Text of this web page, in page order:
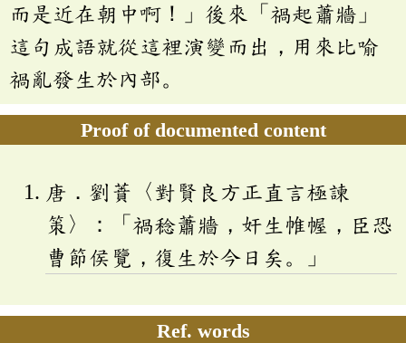
而是近在朝中啊！」後來「禍起蕭牆」
這句成語就從這裡演變而出，用來比喻
禍亂發生於內部。
Proof of documented content
唐．劉蕡〈對賢良方正直言極諫
策〉：「禍稔蕭牆，奸生帷幄，臣恐
曹節侯覽，復生於今日矣。」
Ref. words